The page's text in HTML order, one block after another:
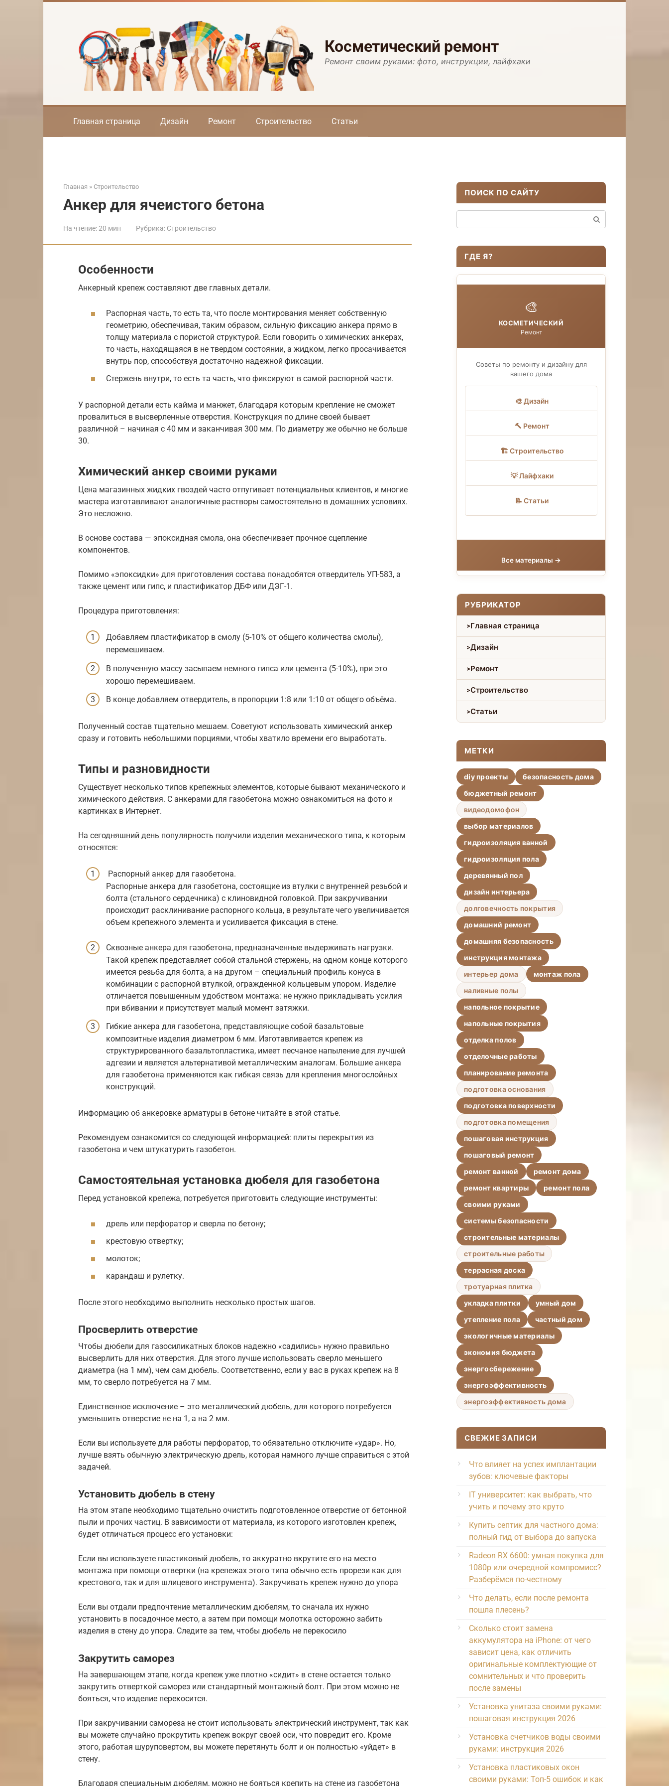
Косметический ремонт
Ремонт своим руками: фото, инструкции, лайфхаки
Главная страница Дизайн Ремонт Строительство Статьи
Главная » Строительство
Анкер для ячеистого бетона
На чтение:20 мин Рубрика: Строительство
Особенности
Анкерный крепеж составляют две главных детали.
Распорная часть, то есть та, что после монтирования меняет собственную
геометрию, обеспечивая, таким образом, сильную фиксацию анкера прямо в
толщу материала с пористой структурой. Если говорить о химических анкерах,
то часть, находящаяся в не твердом состоянии, а жидком, легко просачивается
внутрь пор, способствуя достаточно надежной фиксации.
Стержень внутри, то есть та часть, что фиксируют в самой распорной части.
У распорной детали есть кайма и манжет, благодаря которым крепление не сможет
провалиться в высверленные отверстия. Конструкция по длине своей бывает
различной – начиная с 40 мм и заканчивая 300 мм. По диаметру же обычно не больше
30.
Химический анкер своими руками
Цена магазинных жидких гвоздей часто отпугивает потенциальных клиентов, и многие
мастера изготавливают аналогичные растворы самостоятельно в домашних условиях.
Это несложно.
В основе состава — эпоксидная смола, она обеспечивает прочное сцепление
компонентов.
Помимо «эпоксидки» для приготовления состава понадобятся отвердитель УП-583, а
также цемент или гипс, и пластификатор ДБФ или ДЭГ-1.
Процедура приготовления:
Добавляем пластификатор в смолу (5-10% от общего количества смолы),
перемешиваем.
В полученную массу засыпаем немного гипса или цемента (5-10%), при это
хорошо перемешиваем.
В конце добавляем отвердитель, в пропорции 1:8 или 1:10 от общего объёма.
Полученный состав тщательно мешаем. Советуют использовать химический анкер
сразу и готовить небольшими порциями, чтобы хватило времени его выработать.
Типы и разновидности
Существует несколько типов крепежных элементов, которые бывают механического и
химического действия. С анкерами для газобетона можно ознакомиться на фото и
картинках в Интернет.
На сегодняшний день популярность получили изделия механического типа, к которым
относятся:
Распорный анкер для газобетона.
Распорные анкера для газобетона, состоящие из втулки с внутренней резьбой и
болта (стального сердечника) с клиновидной головкой. При закручивании
происходит расклинивание распорного кольца, в результате чего увеличивается
объем крепежного элемента и усиливается фиксация в стене.
Сквозные анкера для газобетона, предназначенные выдерживать нагрузки.
Такой крепеж представляет собой стальной стержень, на одном конце которого
имеется резьба для болта, а на другом – специальный профиль конуса в
комбинации с распорной втулкой, огражденной кольцевым упором. Изделие
отличается повышенным удобством монтажа: не нужно прикладывать усилия
при вбивании и присутствует малый момент затяжки.
Гибкие анкера для газобетона, представляющие собой базальтовые
композитные изделия диаметром 6 мм. Изготавливается крепеж из
структурированного базальтопластика, имеет песчаное напыление для лучшей
адгезии и является альтернативой металлическим аналогам. Большие анкера
для газобетона применяются как гибкая связь для крепления многослойных
конструкций.
Информацию об анкеровке арматуры в бетоне читайте в этой статье.
Рекомендуем ознакомится со следующей информацией: плиты перекрытия из
газобетона и чем штукатурить газобетон.
Самостоятельная установка дюбеля для газобетона
Перед установкой крепежа, потребуется приготовить следующие инструменты:
дрель или перфоратор и сверла по бетону;
крестовую отвертку;
молоток;
карандаш и рулетку.
После этого необходимо выполнить несколько простых шагов.
Просверлить отверстие
Чтобы дюбели для газосиликатных блоков надежно «садились» нужно правильно
высверлить для них отверстия. Для этого лучше использовать сверло меньшего
диаметра (на 1 мм), чем сам дюбель. Соответственно, если у вас в руках крепеж на 8
мм, то сверло потребуется на 7 мм.
Единственное исключение – это металлический дюбель, для которого потребуется
уменьшить отверстие не на 1, а на 2 мм.
Если вы используете для работы перфоратор, то обязательно отключите «удар». Но,
лучше взять обычную электрическую дрель, которая намного лучше справиться с этой
задачей.
Установить дюбель в стену
На этом этапе необходимо тщательно очистить подготовленное отверстие от бетонной
пыли и прочих частиц. В зависимости от материала, из которого изготовлен крепеж,
будет отличаться процесс его установки:
Если вы используете пластиковый дюбель, то аккуратно вкрутите его на место
монтажа при помощи отвертки (на крепежах этого типа обычно есть прорези как для
крестового, так и для шлицевого инструмента). Закручивать крепеж нужно до упора
Если вы отдали предпочтение металлическим дюбелям, то сначала их нужно
установить в посадочное место, а затем при помощи молотка осторожно забить
изделия в стену до упора. Следите за тем, чтобы дюбель не перекосило
Закрутить саморез
На завершающем этапе, когда крепеж уже плотно «сидит» в стене остается только
закрутить отверткой саморез или стандартный монтажный болт. При этом можно не
бояться, что изделие перекосится.
При закручивании самореза не стоит использовать электрический инструмент, так как
вы можете случайно прокрутить крепеж вокруг своей оси, что повредит его. Кроме
этого, работая шуруповертом, вы можете перетянуть болт и он полностью «уйдет» в
стену.
Благодаря специальным дюбелям, можно не бояться крепить на стене из газобетона
ПОИСК ПО САЙТУ
ГДЕ Я?
🎨
КОСМЕТИЧЕСКИЙ
Ремонт
Советы по ремонту и дизайну для
вашего дома
🎨 Дизайн
🔨 Ремонт
🏗 Строительство
💡 Лайфхаки
📝 Статьи
Все материалы →
РУБРИКАТОР
Главная страница
Дизайн
Ремонт
Строительство
Статьи
МЕТКИ
diy проекты
безопасность дома
бюджетный ремонт
видеодомофон
выбор материалов
гидроизоляция ванной
гидроизоляция пола
деревянный пол
дизайн интерьера
долговечность покрытия
домашний ремонт
домашняя безопасность
инструкция монтажа
интерьер дома
монтаж пола
наливные полы
напольное покрытие
напольные покрытия
отделка полов
отделочные работы
планирование ремонта
подготовка основания
подготовка поверхности
подготовка помещения
пошаговая инструкция
пошаговый ремонт
ремонт ванной
ремонт дома
ремонт квартиры
ремонт пола
своими руками
системы безопасности
строительные материалы
строительные работы
террасная доска
тротуарная плитка
укладка плитки
умный дом
утепление пола
частный дом
экологичные материалы
экономия бюджета
энергосбережение
энергоэффективность
энергоэффективность дома
СВЕЖИЕ ЗАПИСИ
Что влияет на успех имплантации
зубов: ключевые факторы
IT университет: как выбрать, что
учить и почему это круто
Купить септик для частного дома:
полный гид от выбора до запуска
Radeon RX 6600: умная покупка для
1080p или очередной компромисс?
Разберёмся по-честному
Что делать, если после ремонта
пошла плесень?
Сколько стоит замена
аккумулятора на iPhone: от чего
зависит цена, как отличить
оригинальные комплектующие от
сомнительных и что проверить
после замены
Установка унитаза своими руками:
пошаговая инструкция 2026
Установка счетчиков воды своими
руками: инструкция 2026
Установка пластиковых окон
своими руками: Топ-5 ошибок и как